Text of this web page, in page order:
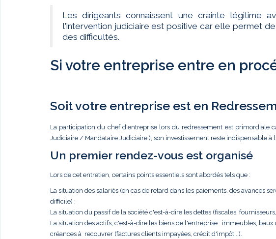
Les dirigeants connaissent une crainte légitime
l'intervention judiciaire est positive car elle permet
des difficultés.
Si votre entreprise entre en
Soit votre entreprise est en
La participation du chef d'entreprise lors du redressement est primordiale
Judiciaire / Mandataire Judiciaire ), son investissement reste indispensable à
Un premier rendez-vous est organisé
Lors de cet entretien, certains points essentiels sont abordés tels que :
La situation des salariés (en cas de retard dans les paiements, des avances
difficile) ;
La situation du passif de la société c'est-à-dire les dettes (fiscales,
La situation des actifs, c'est-à-dire les biens de l'entreprise : immeubles,
créances à recouvrer (factures clients impayées, crédit d'impôt...).